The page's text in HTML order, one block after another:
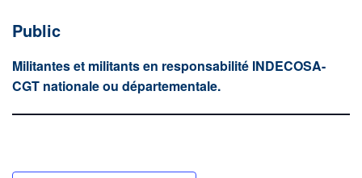
Public
Militantes et militants en responsabilité INDECOSA-
CGT nationale ou départementale.